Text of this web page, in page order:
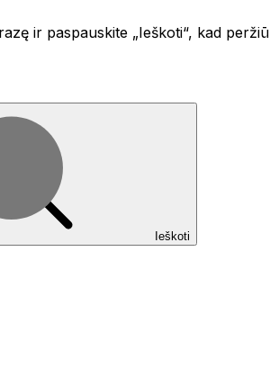
ir paspauskite „Ieškoti“, kad
Ieškoti